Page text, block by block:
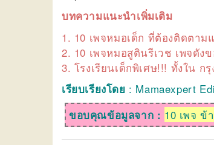
บทความแนะนำเพิ่มเติม
1. 10 เพจหมอเด็ก ที่ต้องติดตาม
2. 10 เพจหมอสูตินรีเวช เพจดัง
3. โรงเรียนเด็กพิเศษ!!! ทั้งใน ก
เรียบเรียงโดย : Mamaexpert
ขอบคุณข้อมูลจาก : 10 เพจ ข้